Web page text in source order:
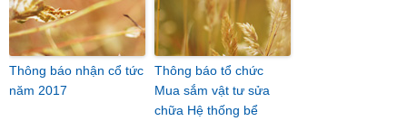
Thông báo nhận cổ tức
năm 2017
Thông báo tổ chức
Mua sắm vật tư sửa
chữa Hệ thống bể